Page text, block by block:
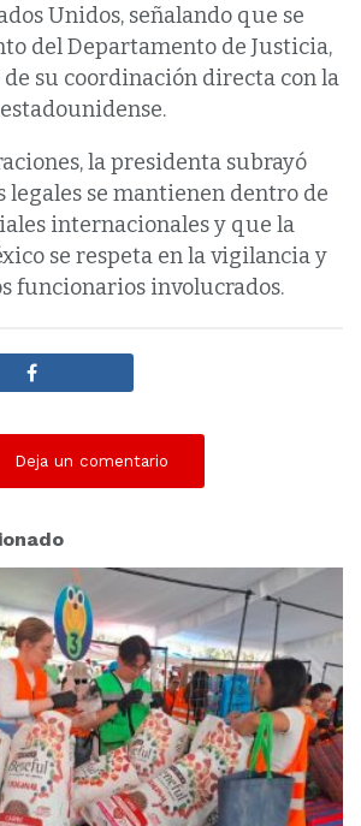
Unidos, señalando que se
del Departamento de Justicia,
su coordinación directa con la
la presidenta subrayó
legales se mantienen dentro de
internacionales y que la
se respeta en la vigilancia y
funcionarios involucrados.
Deja un comentario